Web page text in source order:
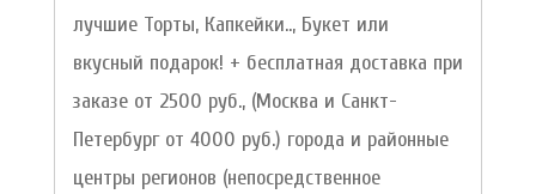
лучшие Торты, Капкейки.., Букет или
вкусный подарок! + бесплатная доставка при
заказе от 2500 руб., (Москва и Санкт-
Петербург от 4000 руб.) города и районные
центры регионов (непосредственное